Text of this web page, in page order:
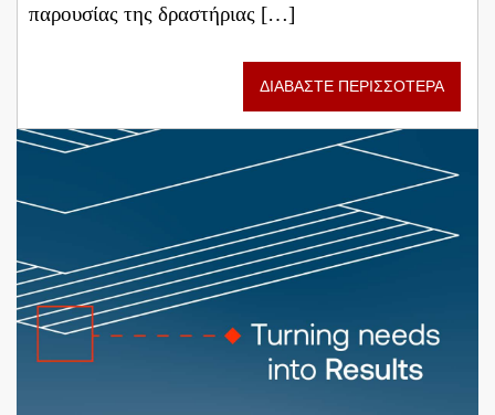
παρουσίας της δραστήριας […]
ΔΙΑΒΑΣΤΕ ΠΕΡΙΣΣΟΤΕΡΑ